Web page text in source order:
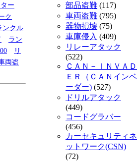
ー
ク
ンクル
ラン
リ
両盗
部品盗難 (117)
車両盗難 (795)
器物損壊 (75)
車庫侵入 (409)
リレーアタック
(522)
ＣＡＮ－ＩＮＶＡＤ
ＥＲ（ＣＡＮインベ
ーダー) (527)
ドリルアタック
(449)
コードグラバー
(456)
カーセキュリティネ
ットワーク(CSN)
(72)